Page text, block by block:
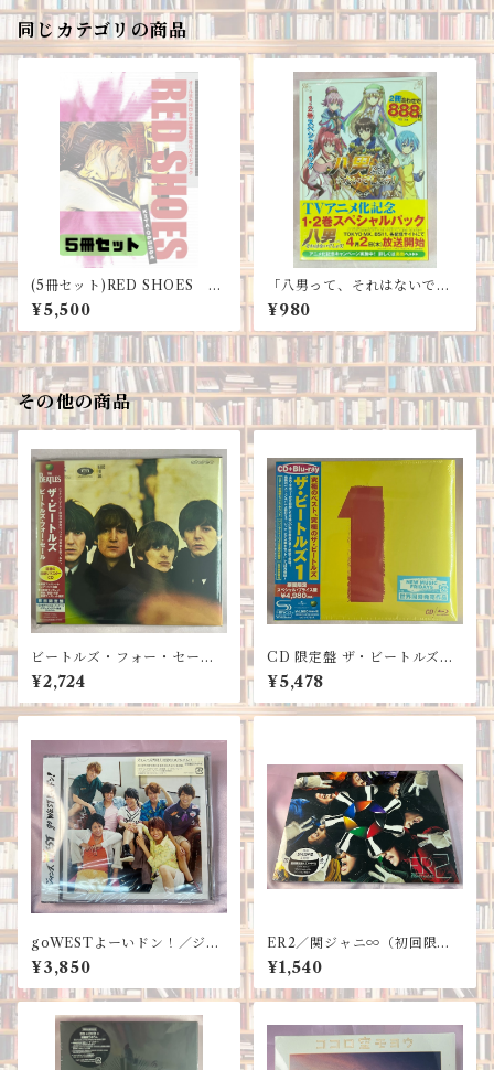
同じカテゴリの商品
(5冊セット)RED SHOES KI
TA−Qクロニクル オール北九
州ロケ作品◆聖地巡礼ガイド
ブック
¥5,500
「八男って、それはないでし
ょう！」TVアニメ化記念1・2
巻スペシャルパック
¥980
その他の商品
ビートルズ・フォー・セール/
ザ・ビートルズ
¥2,724
CD 限定盤 ザ・ビートルズ
１（初回限定スペシャル・プ
ライス盤／Ｂｌｕ－ｒａｙ
付）/ザ・ビートルズ
¥5,478
goWESTよーいドン！／ジャ
ニーズWEST（初回限定盤CD
+DVD）
¥3,850
ER2／関ジャニ∞（初回限定
盤B CD+DVD）
¥1,540